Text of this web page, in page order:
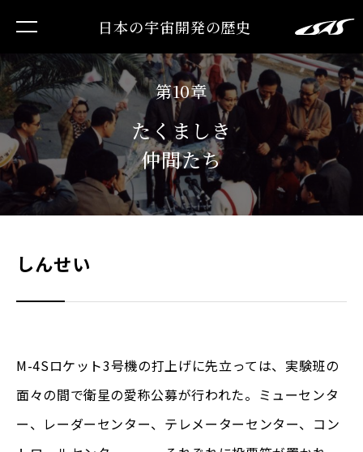
日本の宇宙開発の歴史
第10章
たくましき
仲間たち
しんせい
M-4Sロケット3号機の打上げに先立っては、実験班の
面々の間で衛星の愛称公募が行われた。ミューセンタ
ー、レーダーセンター、テレメーターセンター、コン